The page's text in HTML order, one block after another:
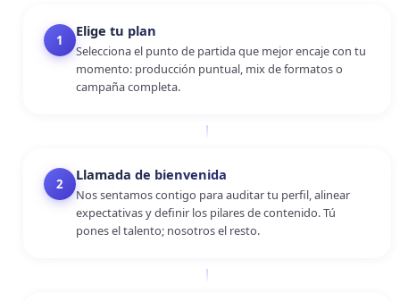
EMAIL
1
Elige tu plan
Selecciona el punto de partida que mejor encaje con tu
momento: producción puntual, mix de formatos o
campaña completa.
2
Llamada de bienvenida
Nos sentamos contigo para auditar tu perfil, alinear
expectativas y definir los pilares de contenido. Tú
pones el talento; nosotros el resto.